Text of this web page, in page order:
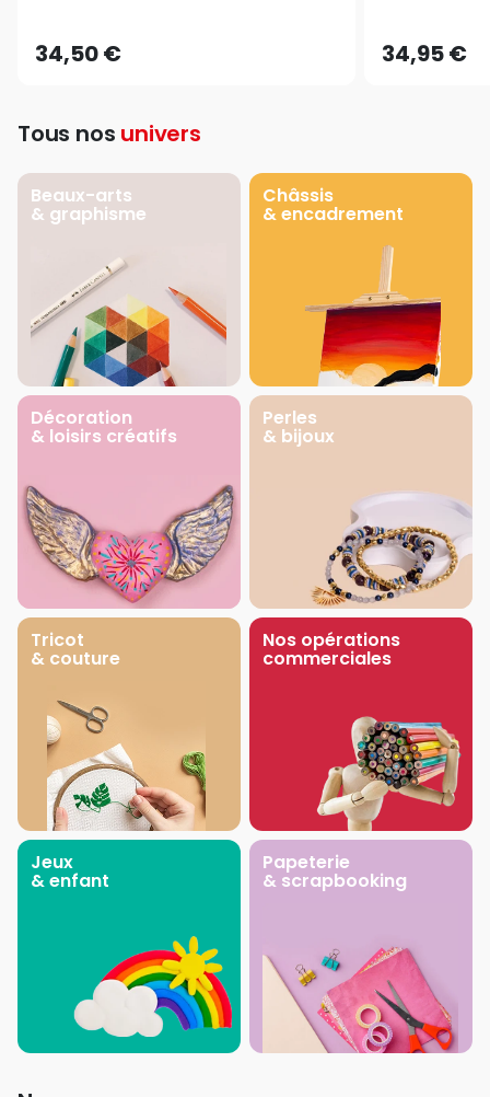
34,50 € 34,95 €
Tous nos univers
Beaux-arts
& graphisme
Châssis
& encadrement
Décoration
& loisirs créatifs
Perles
& bijoux
Tricot
& couture
Nos opérations
commerciales
Jeux
& enfant
Papeterie
& scrapbooking